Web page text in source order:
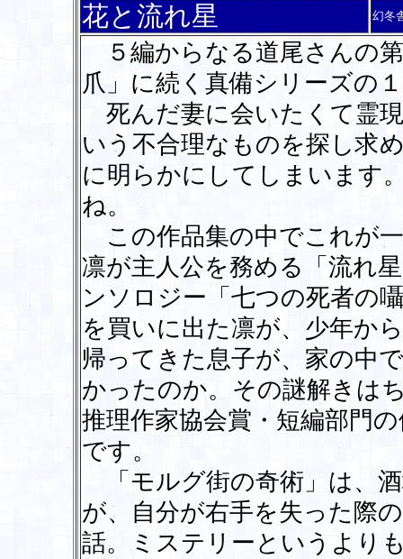
花と流れ星 幻冬
５編からなる道尾さんの
爪」に続く真備シリーズの
死んだ妻に会いたくて霊
いう不合理なものを探し求
に明らかにしてしまいます
ね。
この作品集の中でこれが
凛が主人公を務める「流れ
ンソロジー「七つの死者の
を買いに出た凛が、少年か
帰ってきた息子が、家の中
かったのか。その謎解きは
推理作家協会賞・短編部門
です。
「モルグ街の奇術」は、
が、自分が右手を失った際
話。ミステリーというより